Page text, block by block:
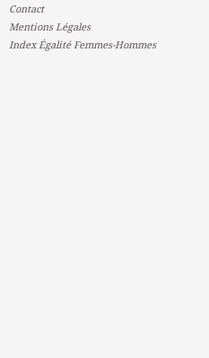
Contact
Mentions Légales
Index Égalité Femmes-Hommes